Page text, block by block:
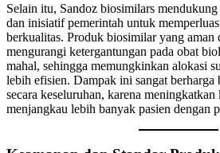
Selain itu, Sandoz biosimilars
dan inisiatif pemerintah untuk
berkualitas. Produk biosimilar yang aman
mengurangi ketergantungan pada obat
mahal, sehingga memungkinkan alokasi
lebih efisien. Dampak ini sangat berharga
secara keseluruhan, karena
menjangkau lebih banyak pasien dengan